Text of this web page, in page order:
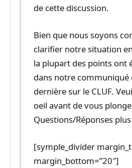
de cette discussion.
Bien que nous soyons
clarifier notre situation
la plupart des points ont
dans notre communiqué
dernière sur le CLUF.
oeil avant de vous
Questions/Réponses
[symple_divider
margin_bottom=”20″]